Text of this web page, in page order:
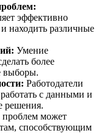
эффективно
находить различные
Умение
более
выборы.
Работодатели
с данными и
решения.
проблем может
способствующим